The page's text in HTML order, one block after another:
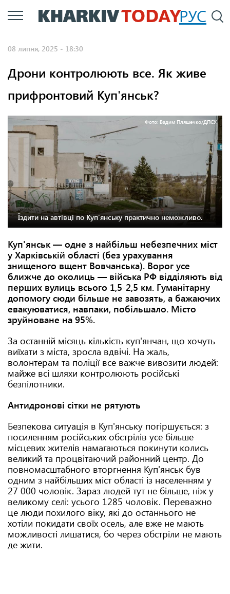
Перейти
до
РУС
08 липня, 2025 - 18:30
Дрони контролюють все. Як живе
прифронтовий Куп'янськ?
Фото: Вадим Пляшечко/ДПСУ.
Їздити на автівці по Куп'янську практично неможливо.
Куп'янськ — одне з найбільш небезпечних міст
у Харківській області (без урахування
знищеного вщент Вовчанська). Ворог усе
ближче до околиць — війська РФ відділяють від
перших вулиць всього 1,5-2,5 км. Гуманітарну
допомогу сюди більше не завозять, а бажаючих
евакуюватися, навпаки, побільшало. Місто
зруйноване на 95%.
За останній місяць кількість куп'янчан, що хочуть
виїхати з міста, зросла вдвічі. На жаль,
волонтерам та поліції все важче вивозити людей:
майже всі шляхи контролюють російські
безпілотники.
Антидронові сітки не рятують
Безпекова ситуація в Куп'янську погіршується: з
посиленням російських обстрілів усе більше
місцевих жителів намагаються покинути колись
великий та процвітаючий районний центр. До
повномасштабного вторгнення Куп'янськ був
одним з найбільших міст області із населенням у
27 000 чоловік. Зараз людей тут не більше, ніж у
великому селі: усього 1285 чоловік. Переважно
це люди похилого віку, які до останнього не
хотіли покидати своїх осель, але вже не мають
можливості лишатися, бо через обстріли не мають
де жити.